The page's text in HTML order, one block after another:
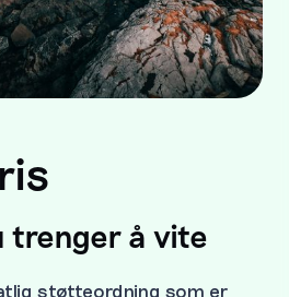
trenger å vite
støtteordning som er